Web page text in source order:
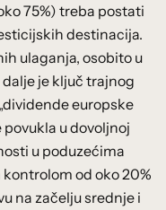
75%) treba postati
destinacija.
ulaganja, osobito u
je ključ trajnog
europske
u dovoljnoj
u poduzećima
od oko 20%
na začelju srednje i